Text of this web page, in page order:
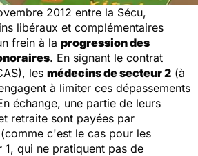
2012 entre la Sécu,
libéraux et complémentaires
frein à la progression des
. En signant le contrat
les médecins de secteur 2 (à
à limiter ces dépassements
échange, une partie de leurs
retraite sont payées par
c'est le cas pour les
1, qui ne pratiquent pas de